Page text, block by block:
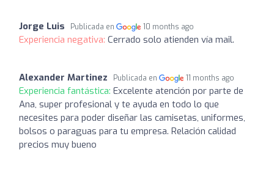
Jorge Luis Publicada en 10 months ago
Experiencia negativa: Cerrado solo atienden vía mail.
Alexander Martinez Publicada en 11 months ago
Experiencia fantástica: Excelente atención por parte de
Ana, super profesional y te ayuda en todo lo que
necesites para poder diseñar las camisetas, uniformes,
bolsos o paraguas para tu empresa. Relación calidad
precios muy bueno